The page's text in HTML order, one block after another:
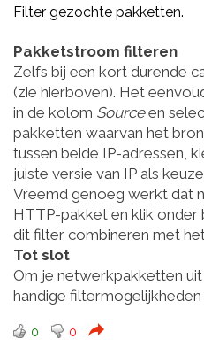
Filter gezochte pakketten.
Pakketstroom filteren
Zelfs bij een kort durende
(zie hierboven). Het
in de kolom Sourceen
pakketten waarvan het
tussen beide IP-adressen,
juiste versie van IP als
Vreemd genoeg werkt dat
HTTP-pakket en klik onder
dit filter combineren met
Tot slot
Om je netwerkpakketten
handige
0 0